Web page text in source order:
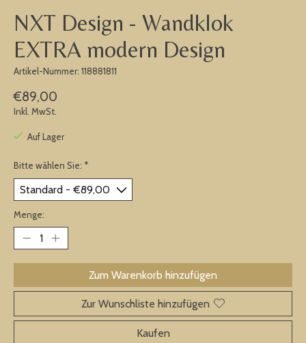
NXT Design - Wandklok
EXTRA modern Design
Artikel-Nummer: 118881811
€89,00
Inkl. MwSt.
Auf Lager
Bitte wählen Sie: *
Menge:
Zum Warenkorb hinzufügen
Zur Wunschliste hinzufügen
Kaufen